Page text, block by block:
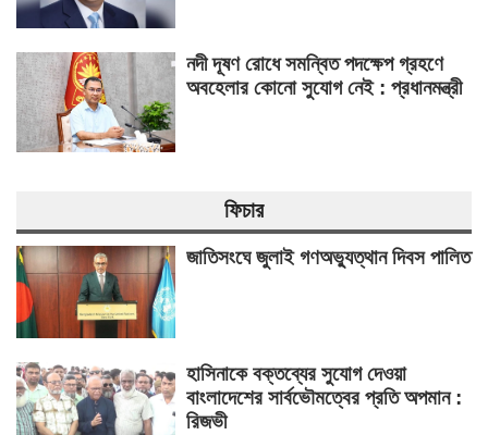
নদী দূষণ রোধে সমন্বিত পদক্ষেপ গ্রহণে
অবহেলার কোনো সুযোগ নেই : প্রধানমন্ত্রী
ফিচার
জাতিসংঘে জুলাই গণঅভ্যুত্থান দিবস পালিত
হাসিনাকে বক্তব্যের সুযোগ দেওয়া
বাংলাদেশের সার্বভৌমত্বের প্রতি অপমান :
রিজভী